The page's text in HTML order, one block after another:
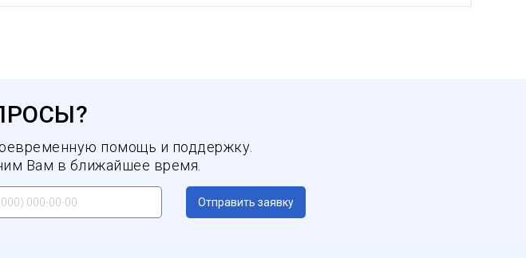
Отправить заявку
помощь и поддержку.
Вам в ближайшее время.